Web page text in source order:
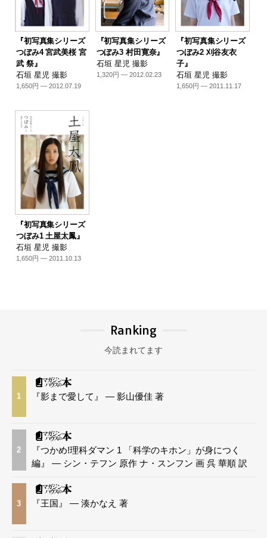
『初写真集シリーズ
つぼみ4 宮武美桜 宮
武 祭』
石垣 星児 撮影
1,650円 — 2012.07.19
『初写真集シリーズ
つぼみ3 村田寛奈』
石垣 星児 撮影
1,320円 — 2012.02.23
『初写真集シリーズ
つぼみ2 刈谷友衣
子』
石垣 星児 撮影
1,650円 — 2011.11.17
『初写真集シリーズ
つぼみ1 土屋太鳳』
石垣 星児 撮影
1,650円 — 2011.10.13
Ranking
今読まれてます
1 『影まで愛して』 — 影山優佳 著
2
『つかめ!理科ダマン 1 「科学のキホン」が身につく
編』 — シン・テフン 原作 ナ・スンフン 画 呉 華順 訳
3 『王国』 — 湊かなえ 著